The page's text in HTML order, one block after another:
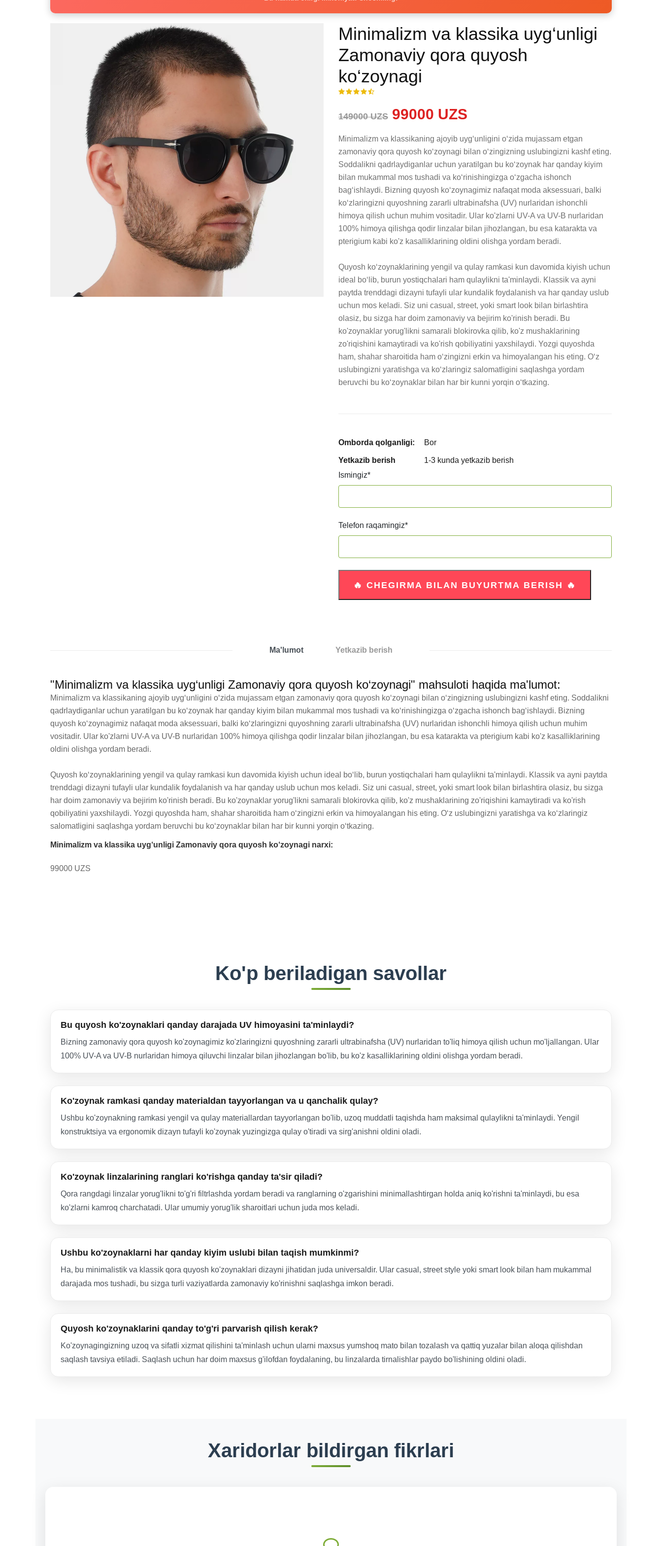
Minimalizm va klassika uyg‘unligi
Zamonaviy qora quyosh
ko‘zoynagi
149000 UZS 99000 UZS
Minimalizm va klassikaning ajoyib uyg‘unligini o‘zida mujassam etgan
zamonaviy qora quyosh ko‘zoynagi bilan o‘zingizning uslubingizni kashf eting.
Soddalikni qadrlaydiganlar uchun yaratilgan bu ko‘zoynak har qanday kiyim
bilan mukammal mos tushadi va ko‘rinishingizga o‘zgacha ishonch
bag‘ishlaydi. Bizning quyosh ko‘zoynagimiz nafaqat moda aksessuari, balki
ko‘zlaringizni quyoshning zararli ultrabinafsha (UV) nurlaridan ishonchli
himoya qilish uchun muhim vositadir. Ular ko'zlarni UV-A va UV-B nurlaridan
100% himoya qilishga qodir linzalar bilan jihozlangan, bu esa katarakta va
pterigium kabi ko'z kasalliklarining oldini olishga yordam beradi.
Quyosh ko‘zoynaklarining yengil va qulay ramkasi kun davomida kiyish uchun
ideal bo‘lib, burun yostiqchalari ham qulaylikni ta'minlaydi. Klassik va ayni
paytda trenddagi dizayni tufayli ular kundalik foydalanish va har qanday uslub
uchun mos keladi. Siz uni casual, street, yoki smart look bilan birlashtira
olasiz, bu sizga har doim zamonaviy va bejirim ko'rinish beradi. Bu
ko'zoynaklar yorug'likni samarali blokirovka qilib, ko'z mushaklarining
zo'riqishini kamaytiradi va ko'rish qobiliyatini yaxshilaydi. Yozgi quyoshda
ham, shahar sharoitida ham o‘zingizni erkin va himoyalangan his eting. O‘z
uslubingizni yaratishga va ko‘zlaringiz salomatligini saqlashga yordam
beruvchi bu ko‘zoynaklar bilan har bir kunni yorqin o‘tkazing.
Omborda qolganligi: Bor
Yetkazib berish
1-3 kunda yetkazib berish
Ismingiz*
Telefon raqamingiz*
Ma'lumot Yetkazib berish
"Minimalizm va klassika uyg‘unligi Zamonaviy qora quyosh ko‘zoynagi" mahsuloti haqida ma'lumot:
Minimalizm va klassikaning ajoyib uyg‘unligini o‘zida mujassam etgan zamonaviy qora quyosh ko‘zoynagi bilan o‘zingizning uslubingizni kashf eting. Soddalikni
qadrlaydiganlar uchun yaratilgan bu ko‘zoynak har qanday kiyim bilan mukammal mos tushadi va ko‘rinishingizga o‘zgacha ishonch bag‘ishlaydi. Bizning
quyosh ko‘zoynagimiz nafaqat moda aksessuari, balki ko‘zlaringizni quyoshning zararli ultrabinafsha (UV) nurlaridan ishonchli himoya qilish uchun muhim
vositadir. Ular ko'zlarni UV-A va UV-B nurlaridan 100% himoya qilishga qodir linzalar bilan jihozlangan, bu esa katarakta va pterigium kabi ko'z kasalliklarining
oldini olishga yordam beradi.
Quyosh ko‘zoynaklarining yengil va qulay ramkasi kun davomida kiyish uchun ideal bo‘lib, burun yostiqchalari ham qulaylikni ta'minlaydi. Klassik va ayni paytda
trenddagi dizayni tufayli ular kundalik foydalanish va har qanday uslub uchun mos keladi. Siz uni casual, street, yoki smart look bilan birlashtira olasiz, bu sizga
har doim zamonaviy va bejirim ko'rinish beradi. Bu ko'zoynaklar yorug'likni samarali blokirovka qilib, ko'z mushaklarining zo'riqishini kamaytiradi va ko'rish
qobiliyatini yaxshilaydi. Yozgi quyoshda ham, shahar sharoitida ham o‘zingizni erkin va himoyalangan his eting. O‘z uslubingizni yaratishga va ko‘zlaringiz
salomatligini saqlashga yordam beruvchi bu ko‘zoynaklar bilan har bir kunni yorqin o‘tkazing.
Minimalizm va klassika uyg‘unligi Zamonaviy qora quyosh ko‘zoynagi narxi:
99000 UZS
Ko'p beriladigan savollar
Bu quyosh ko'zoynaklari qanday darajada UV himoyasini ta'minlaydi?
Bizning zamonaviy qora quyosh ko'zoynagimiz ko'zlaringizni quyoshning zararli ultrabinafsha (UV) nurlaridan to'liq himoya qilish uchun mo'ljallangan. Ular
100% UV-A va UV-B nurlaridan himoya qiluvchi linzalar bilan jihozlangan bo'lib, bu ko'z kasalliklarining oldini olishga yordam beradi.
Ko'zoynak ramkasi qanday materialdan tayyorlangan va u qanchalik qulay?
Ushbu ko'zoynakning ramkasi yengil va qulay materiallardan tayyorlangan bo'lib, uzoq muddatli taqishda ham maksimal qulaylikni ta'minlaydi. Yengil
konstruktsiya va ergonomik dizayn tufayli ko'zoynak yuzingizga qulay o'tiradi va sirg'anishni oldini oladi.
Ko'zoynak linzalarining ranglari ko'rishga qanday ta'sir qiladi?
Qora rangdagi linzalar yorug'likni to'g'ri filtrlashda yordam beradi va ranglarning o'zgarishini minimallashtirgan holda aniq ko'rishni ta'minlaydi, bu esa
ko'zlarni kamroq charchatadi. Ular umumiy yorug'lik sharoitlari uchun juda mos keladi.
Ushbu ko'zoynaklarni har qanday kiyim uslubi bilan taqish mumkinmi?
Ha, bu minimalistik va klassik qora quyosh ko'zoynaklari dizayni jihatidan juda universaldir. Ular casual, street style yoki smart look bilan ham mukammal
darajada mos tushadi, bu sizga turli vaziyatlarda zamonaviy ko'rinishni saqlashga imkon beradi.
Quyosh ko'zoynaklarini qanday to'g'ri parvarish qilish kerak?
Ko'zoynagingizning uzoq va sifatli xizmat qilishini ta'minlash uchun ularni maxsus yumshoq mato bilan tozalash va qattiq yuzalar bilan aloqa qilishdan
saqlash tavsiya etiladi. Saqlash uchun har doim maxsus g'ilofdan foydalaning, bu linzalarda tirnalishlar paydo bo'lishining oldini oladi.
Xaridorlar bildirgan fikrlari